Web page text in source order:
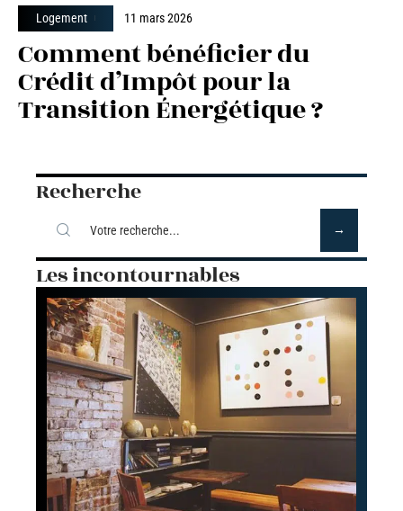
Logement 11 mars 2026
Comment bénéficier du
Crédit d’Impôt pour la
Transition Énergétique ?
Recherche
Les incontournables